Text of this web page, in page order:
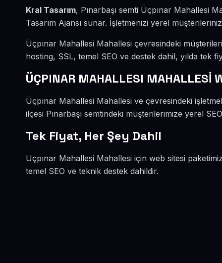
Kral Tasarım, Pınarbaşı semti Üçpınar Mahallesi
Tasarım Ajansı sunar. İşletmenizi yerel
Üçpınar Mahallesi Mahallesi çevresindeki
hosting, SSL, temel SEO ve destek dahil, yılda tek
ÜÇPINAR MAHALLESI MAHALLESİ
Üçpınar Mahallesi Mahallesi ve çevresindeki
ilçesi Pınarbaşı semtindeki müşterilerimize yerel
Tek Fiyat, Her Şey Dahil
Üçpınar Mahallesi Mahallesi için web sitesi
temel SEO ve teknik destek dahildir.